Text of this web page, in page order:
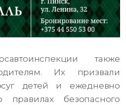
также
Их призвали
детей и ежедневно
безопасного